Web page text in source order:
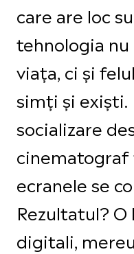
care are loc
tehnologia
viața, ci și
simți și
socializare
cinematograf
ecranele se
Rezultatul?
digitali,